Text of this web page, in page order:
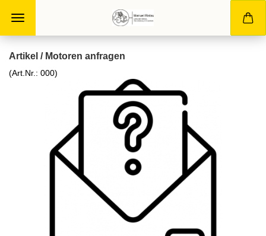
Artikel / Motoren anfragen
(Art.Nr.: 000)